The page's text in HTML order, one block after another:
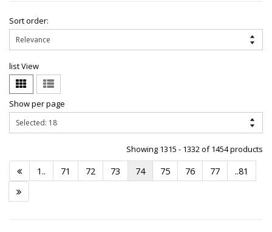
Sort order:
list View
Show per page
Showing 1315 - 1332 of 1454 products
1.. 71 72 73 74 75 76 77 ..81